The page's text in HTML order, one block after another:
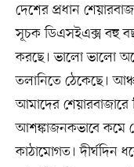
দেশের প্রধান
সূচক ডিএসইএক্স বহু
করছে। ভালো ভালো
তলানিতে ঠেকেছে।
আমাদের শেয়ারবাজারে
আশঙ্কাজনকভাবে কমে
কাঠামোগত। দীর্ঘদিন